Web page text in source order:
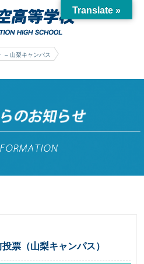
– 山梨キャンパス
票（山梨キャンパス）
Translate »